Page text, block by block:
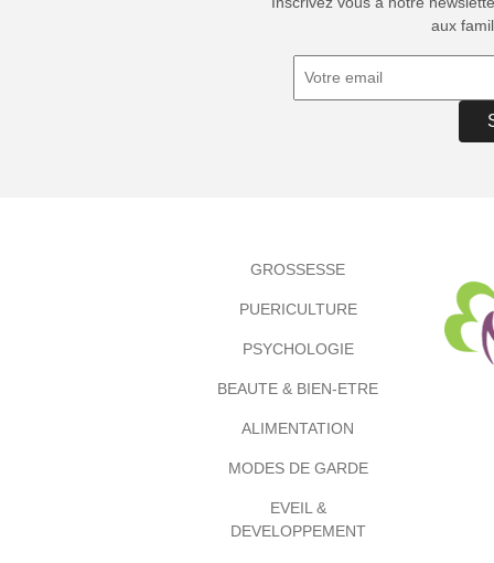
aux
GROSSESSE
PUERICULTURE
PSYCHOLOGIE
BEAUTE & BIEN-ETRE
ALIMENTATION
MODES DE GARDE
EVEIL &
DEVELOPPEMENT